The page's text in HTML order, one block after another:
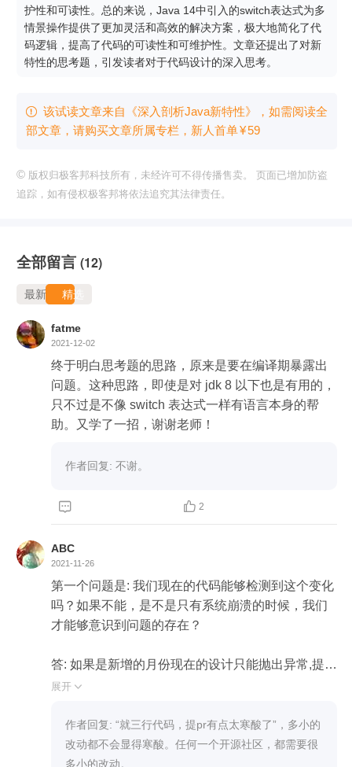
护性和可读性。总的来说，Java 14中引入的switch表达式为多
情景操作提供了更加灵活和高效的解决方案，极大地简化了代
码逻辑，提高了代码的可读性和可维护性。文章还提出了对新
特性的思考题，引发读者对于代码设计的深入思考。
 该试读文章来自《深入剖析Java新特性》，如需阅读全
部文章，请购买文章所属专栏 ，新⼈⾸单¥59
© 版权归极客邦科技所有，未经许可不得传播售卖。 页面已增加防盗
追踪，如有侵权极客邦将依法追究其法律责任。
全部留言 (12)
最新 精选
fatme
2021-12-02
终于明白思考题的思路，原来是要在编译期暴露出
问题。这种思路，即使是对 jdk 8 以下也是有用的，
只不过是不像 switch 表达式一样有语言本身的帮
助。又学了一招，谢谢老师！
作者回复: 不谢。
  2
ABC
2021-11-26
第一个问题是: 我们现在的代码能够检测到这个变化
吗？如果不能，是不是只有系统崩溃的时候，我们
才能够意识到问题的存在？
答: 如果是新增的月份现在的设计只能抛出异常,提醒
我们修改代码.如果是减少了月份,在未更新JDK的情
并不会频繁更新JDK,在我接触的一些项目,甚至还在
使用JDK1.6,因此对于新特性和漏洞的修复,反应很
迟缓.
展开 
作者回复: “就三行代码，提pr有点太寒酸了”，多小的
改动都不会显得寒酸。任何一个开源社区，都需要很
多小的改动。